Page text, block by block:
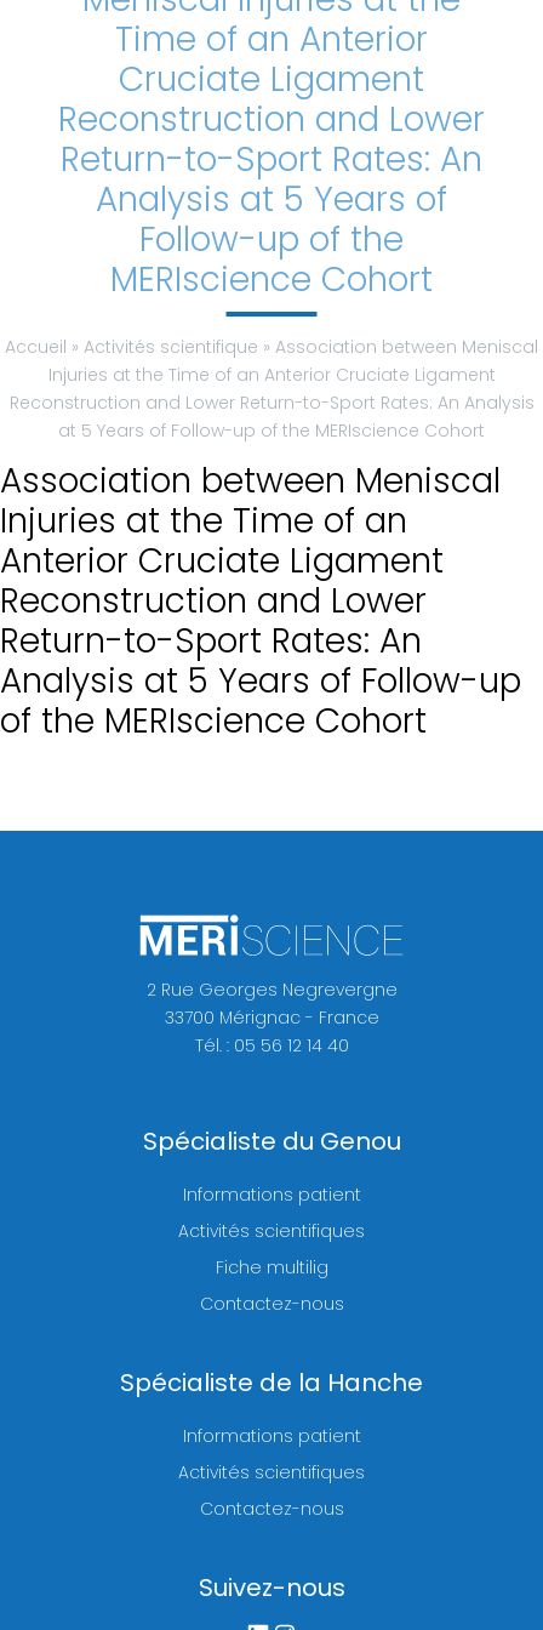
Time of an Anterior
Cruciate Ligament
Reconstruction and Lower
Return-to-Sport Rates: An
Analysis at 5 Years of
Follow-up of the
MERIscience Cohort
Accueil » Activités scientifique » Association between Meniscal
Injuries at the Time of an Anterior Cruciate Ligament
Reconstruction and Lower Return-to-Sport Rates: An Analysis
at 5 Years of Follow-up of the MERIscience Cohort
Association between Meniscal
Injuries at the Time of an
Anterior Cruciate Ligament
Reconstruction and Lower
Return-to-Sport Rates: An
Analysis at 5 Years of Follow-up
of the MERIscience Cohort
2 Rue Georges Negrevergne
33700 Mérignac - France
Tél. : 05 56 12 14 40
Spécialiste du Genou
Informations patient
Activités scientifiques
Fiche multilig
Contactez-nous
Spécialiste de la Hanche
Informations patient
Activités scientifiques
Contactez-nous
Suivez-nous
Classification
Prévention
Contactez-
général
Accueil
Equipe
Mais c’est
quoi
Fellowship
La
Hanche